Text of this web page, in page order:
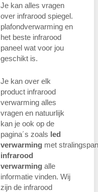
Je kan alles vragen
over infrarood spiegel.
plafondverwarming en
het beste infrarood
paneel wat voor jou
geschikt is.
Je kan over elk
product infrarood
verwarming alles
vragen en natuurlijk
kan je ook op de
pagina´s zoals led
verwarming met
infrarood
verwarming alle
informatie vinden. Wij
zijn de infrarood